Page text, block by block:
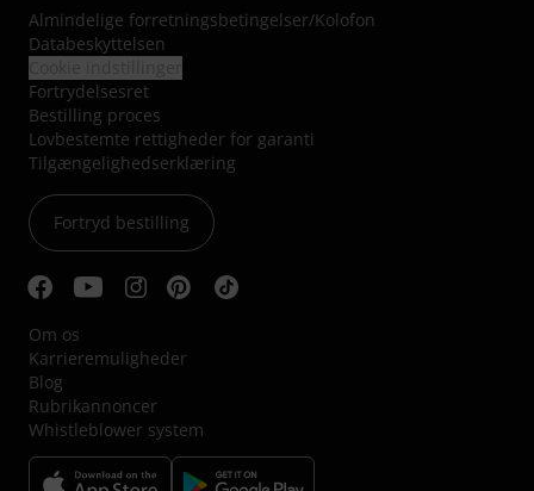
Almindelige forretningsbetingelser/Kolofon
Databeskyttelsen
Fortrydelsesret
Bestilling proces
Lovbestemte rettigheder for garanti
Tilgængelighedserklæring
Fortryd bestilling
Om os
Karrieremuligheder
Blog
Rubrikannoncer
Whistleblower system